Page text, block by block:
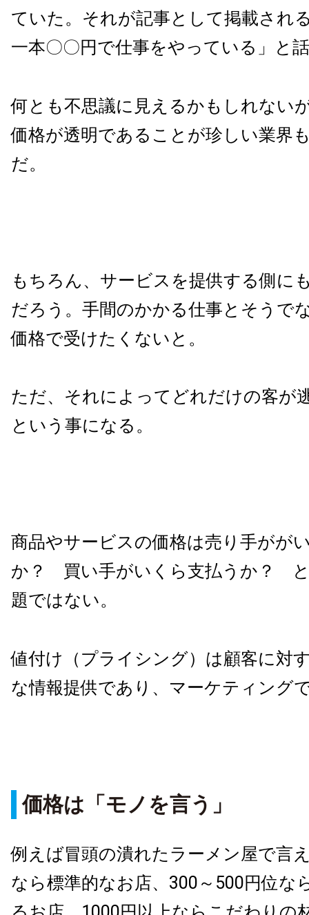
ていた。それが記事として掲載され
一本〇〇円で仕事をやっている」と
何とも不思議に見えるかもしれない
価格が透明であることが珍しい業界
だ。
もちろん、サービスを提供する側に
だろう。手間のかかる仕事とそうで
価格で受けたくないと。
ただ、それによってどれだけの客が
という事になる。
商品やサービスの価格は売り手がが
か？ 買い手がいくら支払うか？
題ではない。
値付け（プライシング）は顧客に対
な情報提供であり、マーケティング
価格は「モノを言う」
例えば冒頭の潰れたラーメン屋で言
なら標準的なお店、300～500円位な